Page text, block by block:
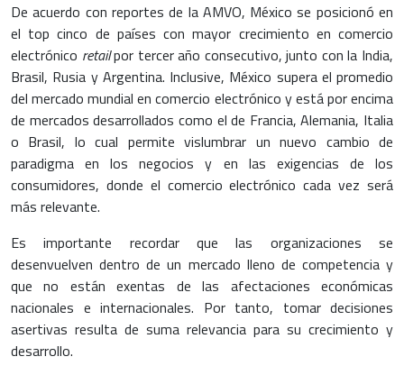
De acuerdo con reportes de la AMVO, México se posicionó en
el top cinco de países con mayor crecimiento en comercio
electrónico retailpor tercer año consecutivo, junto con la India,
Brasil, Rusia y Argentina. Inclusive, México supera el promedio
del mercado mundial en comercio electrónico y está por encima
de mercados desarrollados como el de Francia, Alemania, Italia
o Brasil, lo cual permite vislumbrar un nuevo cambio de
paradigma en los negocios y en las exigencias de los
consumidores, donde el comercio electrónico cada vez será
más relevante.
Es importante recordar que las organizaciones se
desenvuelven dentro de un mercado lleno de competencia y
que no están exentas de las afectaciones económicas
nacionales e internacionales. Por tanto, tomar decisiones
asertivas resulta de suma relevancia para su crecimiento y
desarrollo.